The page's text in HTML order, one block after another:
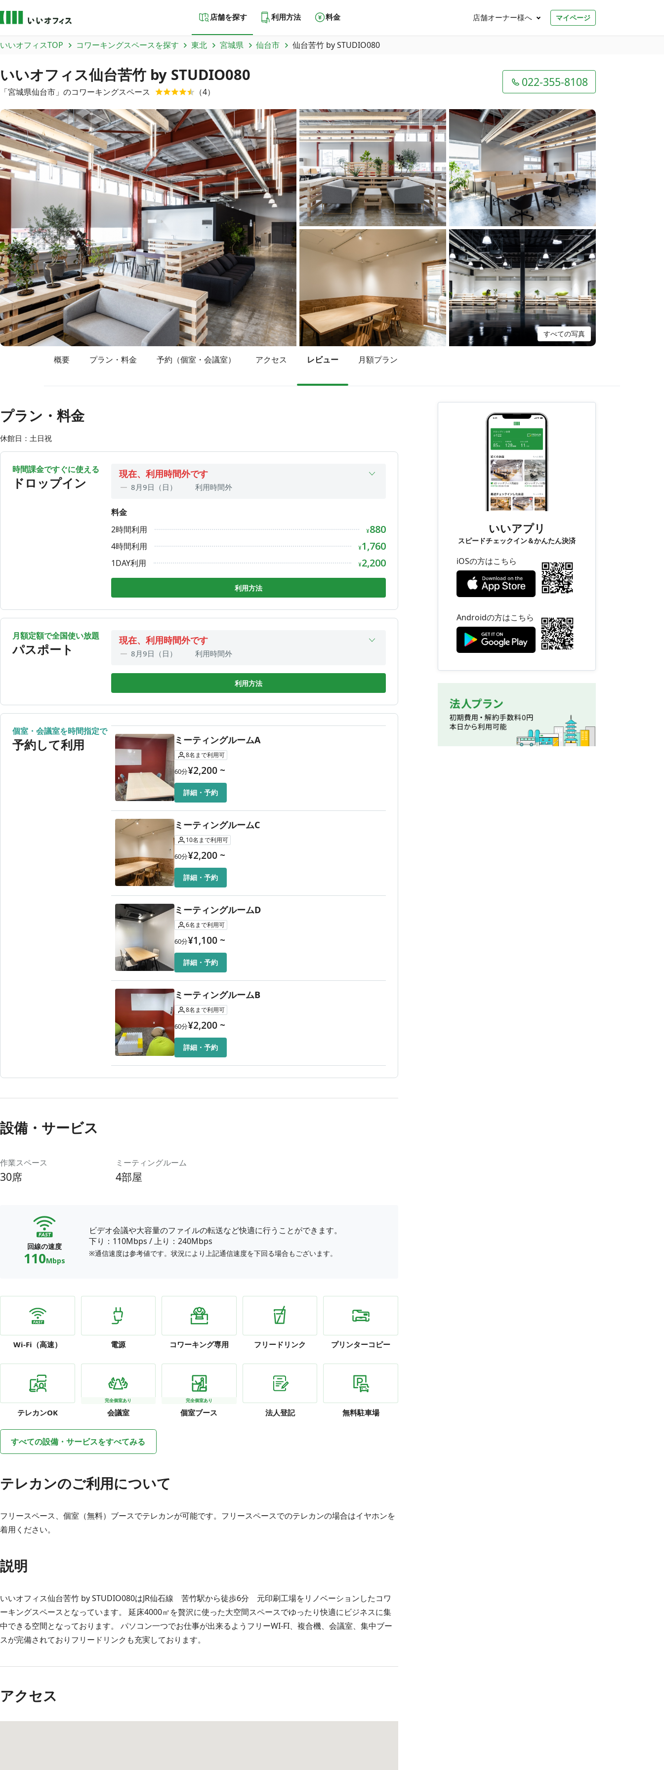
店舗を探す 利用方法 料金 店舗オーナー様へ マイページ
いいオフィスTOP コワーキングスペースを探す 東北 宮城県 仙台市 仙台苦竹 by STUDIO080
いいオフィス仙台苦竹 by STUDIO080
「宮城県仙台市 」のコワーキングスペース （4）
022-355-8108
すべての写真
概要 プラン・料金 予約（個室・会議室） アクセス レビュー 月額プラン
プラン・料金
休館日：土日祝
時間課金ですぐに使える
ドロップイン
現在、利用時間外です
8月9日（日）
利用時間外
8月12日（水）
10:00〜19:00
8月13日（木）
10:00〜19:00
8月14日（金）
料金
2時間利用
¥880
4時間利用 ¥1,760
1DAY利用 ¥2,200
利用方法
月額定額で全国使い放題
パスポート
現在、利用時間外です
8月9日（日）
利用時間外
8月13日（木）
10:00〜19:00
8月14日（金）
10:00〜19:00
8月15日（土）
利用時間外
利用方法
個室・会議室を時間指定で
予約して利用 ミーティングルームA
8名 まで利用可
60分¥2,200 ~
詳細・予約
ミーティングルームC
10名 まで利用可
60分¥2,200 ~
詳細・予約
ミーティングルームD
6名 まで利用可
60分¥1,100 ~
詳細・予約
ミーティングルームB
8名 まで利用可
60分¥2,200 ~
詳細・予約
設備・サービス
作業スペース
30席
ミーティングルーム
4部屋
回線の速度
110Mbps
ビデオ会議や大容量のファイルの転送など快適に行うことができます。
下り：110Mbps /上り：240Mbps
※通信速度は参考値です。状況により上記通信速度を下回る場合もございます。
Wi-Fi （高速） 電源 コワーキング専用 フリー ドリンク プリンターコピー
テレカンOK 会議室
完全個室あり
個室ブース
完全個室あり
法人登記 無料駐車場
すべての設備・サービスをすべてみる
テレカンのご利用について
フリースペース、個室（無料）ブースでテレカンが可能です。フリースペースでのテレカンの場合はイヤホンを
着用ください。
説明
いいオフィス仙台苦竹 by STUDIO080はJR仙石線 苦竹駅から徒歩6分 元印刷工場をリノベーションしたコワ
ーキングスペースとなっています。 延床4000㎡を贅沢に使った大空間スペースでゆったり快適にビジネスに集
中できる空間となっております。 パソコン一つでお仕事が出来るようフリーWI-FI、複合機、会議室、集中ブー
スが完備されておりフリードリンクも充実しております。
アクセス
いいアプリ
スピードチェックイン＆かんたん決済
iOSの方はこちら
Androidの方はこちら